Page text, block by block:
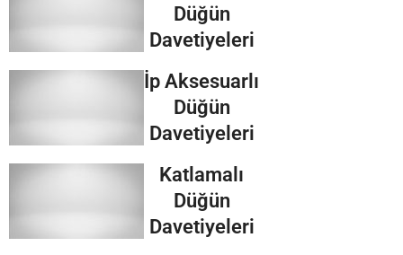
Düğün
Davetiyeleri
İp Aksesuarlı
Düğün
Davetiyeleri
Katlamalı
Düğün
Davetiyeleri